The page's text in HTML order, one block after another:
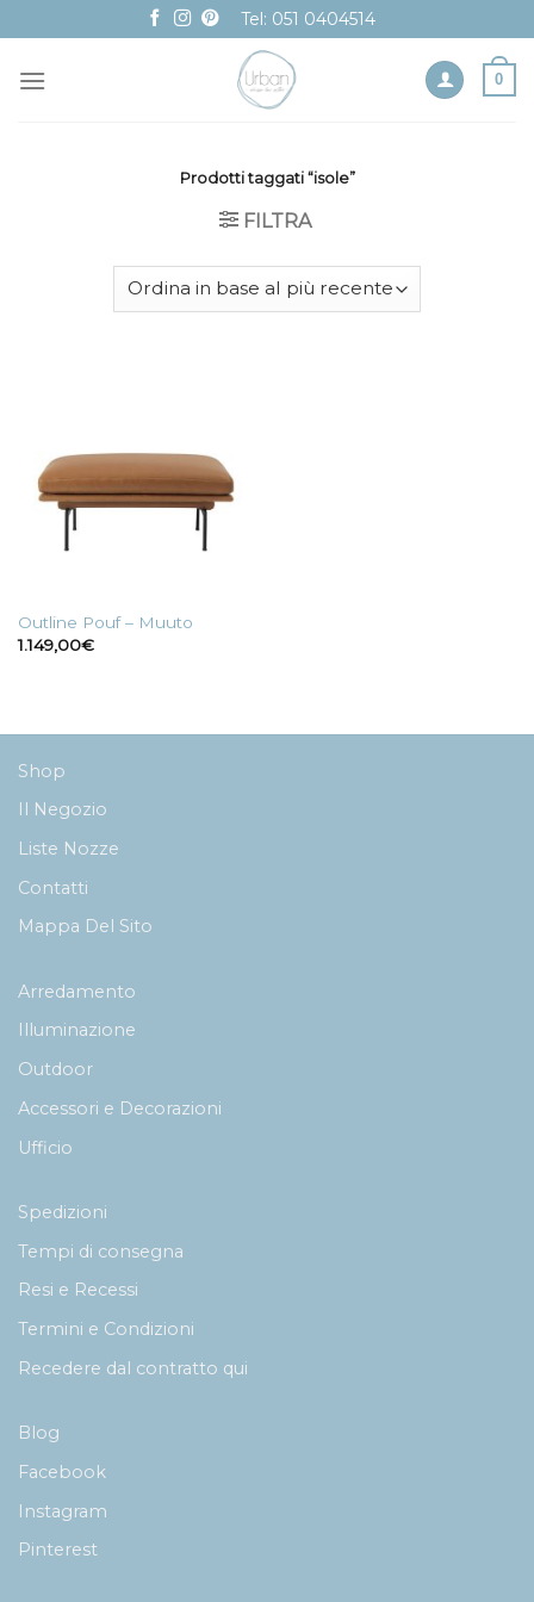
to
content
Tel: 051 0404514
0
Prodotti taggati “isole”
FILTRA
Outline Pouf – Muuto
1.149,00€
Shop
Il Negozio
Liste Nozze
Contatti
Mappa Del Sito
Arredamento
Illuminazione
Outdoor
Accessori e Decorazioni
Ufficio
Spedizioni
Tempi di consegna
Resi e Recessi
Termini e Condizioni
Recedere dal contratto qui
Blog
Facebook
Instagram
Pinterest